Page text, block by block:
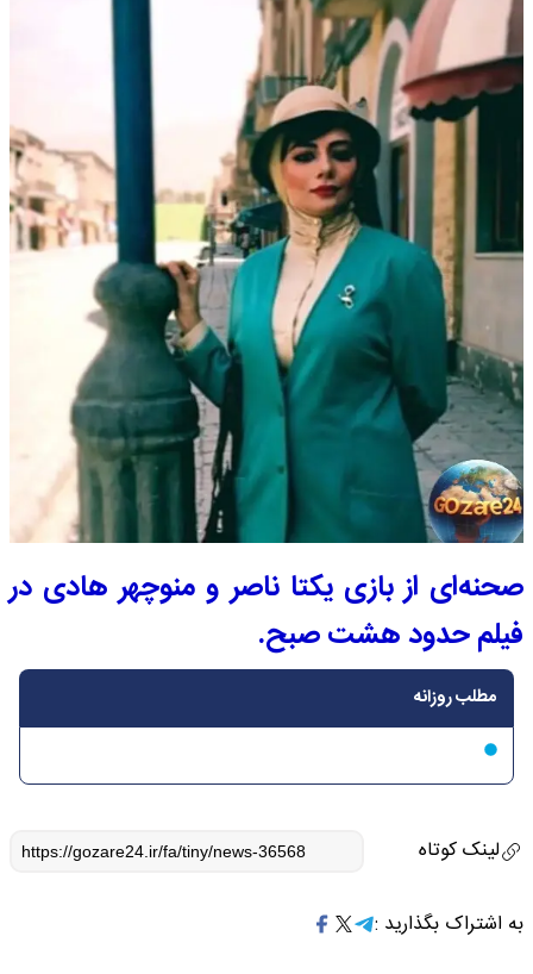
صحنه‌ای از بازی یکتا ناصر و منوچهر هادی در
فیلم حدود هشت صبح.
مطلب روزانه
لینک کوتاه
به اشتراک بگذارید :